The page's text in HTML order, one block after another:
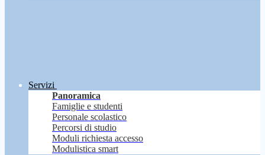
Servizi
Panoramica
Famiglie e studenti
Personale scolastico
Percorsi di studio
Moduli richiesta accesso
Modulistica smart